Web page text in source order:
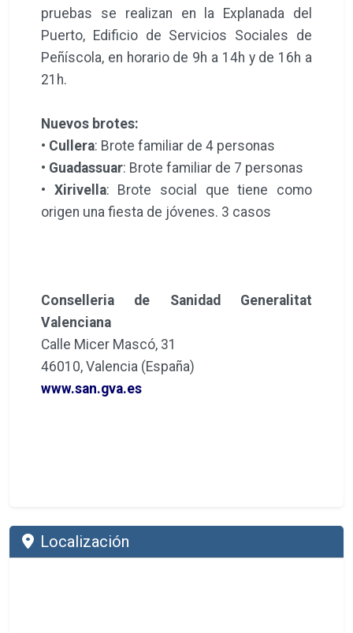
pruebas se realizan en la Explanada del
Puerto, Edificio de Servicios Sociales de
Peñíscola, en horario de 9h a 14h y de 16h a
21h.
Nuevos brotes:
• Cullera: Brote familiar de 4 personas
• Guadassuar: Brote familiar de 7 personas
• Xirivella: Brote social que tiene como
origen una fiesta de jóvenes. 3 casos
Conselleria de Sanidad Generalitat
Valenciana
Calle Micer Mascó, 31
46010, Valencia (España)
www.san.gva.es
Localización